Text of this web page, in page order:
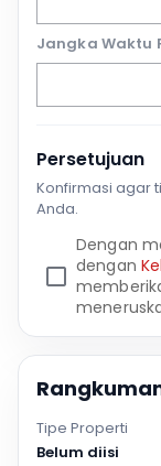
Jangka Waktu
Persetujuan
Konfirmasi agar
Anda.
Dengan
dengan
Tipe Properti
Belum diisi